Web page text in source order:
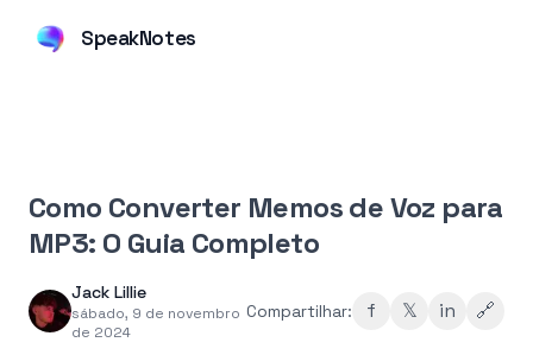
SpeakNotes
Como Converter Memos de Voz para
MP3: O Guia Completo
Jack Lillie
sábado, 9 de novembro
de 2024
Compartilhar: f 𝕏 in 🔗